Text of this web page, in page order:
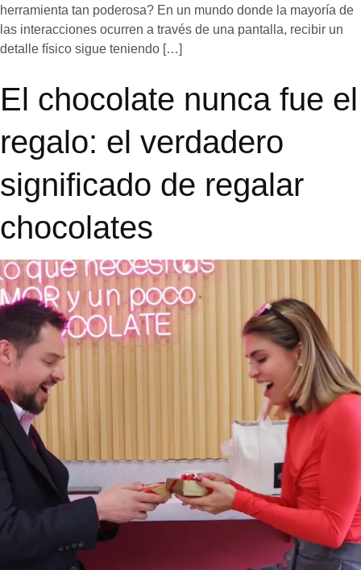
herramienta tan poderosa? En un mundo donde la mayoría de
las interacciones ocurren a través de una pantalla, recibir un
detalle físico sigue teniendo […]
El chocolate nunca fue el
regalo: el verdadero
significado de regalar
chocolates